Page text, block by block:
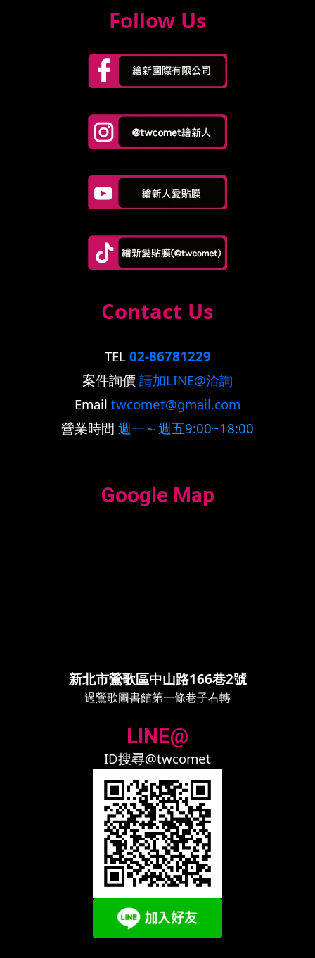
Follow Us
Contact Us
TEL 02-86781229
案件詢價 請加LINE@洽詢
Email twcomet@gmail.com
營業時間 週一～週五9:00~18:00
Google Map
新北市鶯歌區中山路166巷2號
過鶯歌圖書館第一條巷子右轉
LINE@
ID搜尋@twcomet